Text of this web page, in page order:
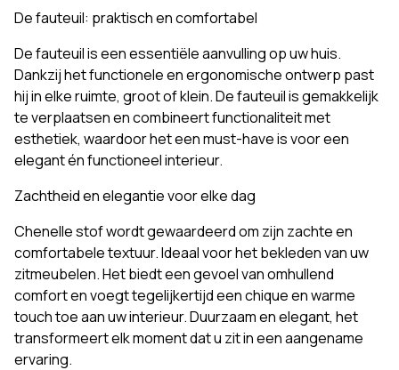
De fauteuil: praktisch en comfortabel
De fauteuil is een essentiële aanvulling op uw huis.
Dankzij het functionele en ergonomische ontwerp past
hij in elke ruimte, groot of klein. De fauteuil is gemakkelijk
te verplaatsen en combineert functionaliteit met
esthetiek, waardoor het een must-have is voor een
elegant én functioneel interieur.
Zachtheid en elegantie voor elke dag
Chenelle stof wordt gewaardeerd om zijn zachte en
comfortabele textuur. Ideaal voor het bekleden van uw
zitmeubelen. Het biedt een gevoel van omhullend
comfort en voegt tegelijkertijd een chique en warme
touch toe aan uw interieur. Duurzaam en elegant, het
transformeert elk moment dat u zit in een aangename
ervaring.